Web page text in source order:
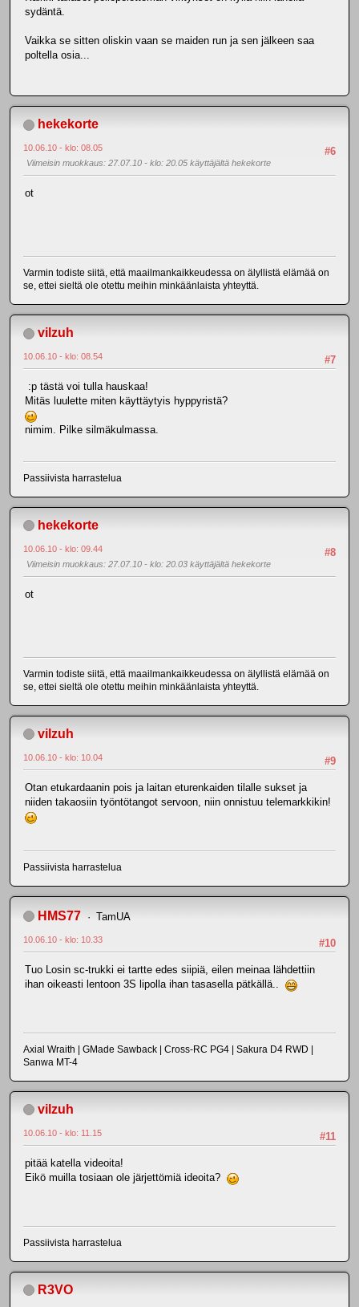
sydäntä.
Vaikka se sitten oliskin vaan se maiden run ja sen jälkeen saa
poltella osia...
hekekorte
#6
10.06.10 - klo: 08.05
Viimeisin muokkaus: 27.07.10 - klo: 20.05 käyttäjältä hekekorte
ot
Varmin todiste siitä, että maailmankaikkeudessa on älyllistä elämää on
se, ettei sieltä ole otettu meihin minkäänlaista yhteyttä.
vilzuh
#7
10.06.10 - klo: 08.54
:p tästä voi tulla hauskaa!
Mitäs luulette miten käyttäytyis hyppyristä?
nimim. Pilke silmäkulmassa.
Passiivista harrastelua
hekekorte
#8
10.06.10 - klo: 09.44
Viimeisin muokkaus: 27.07.10 - klo: 20.03 käyttäjältä hekekorte
ot
Varmin todiste siitä, että maailmankaikkeudessa on älyllistä elämää on
se, ettei sieltä ole otettu meihin minkäänlaista yhteyttä.
vilzuh
#9
10.06.10 - klo: 10.04
Otan etukardaanin pois ja laitan eturenkaiden tilalle sukset ja
niiden takaosiin työntötangot servoon, niin onnistuu telemarkkikin!
Passiivista harrastelua
HMS77 TamUA
#10
10.06.10 - klo: 10.33
Tuo Losin sc-trukki ei tartte edes siipiä, eilen meinaa lähdettiin
ihan oikeasti lentoon 3S lipolla ihan tasasella pätkällä..
Axial Wraith | GMade Sawback | Cross-RC PG4 | Sakura D4 RWD |
Sanwa MT-4
vilzuh
#11
10.06.10 - klo: 11.15
pitää katella videoita!
Eikö muilla tosiaan ole järjettömiä ideoita?
Passiivista harrastelua
R3VO